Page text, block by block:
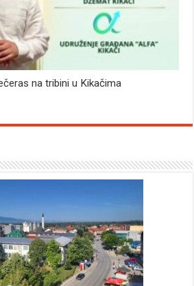
na tribini u Kikačima